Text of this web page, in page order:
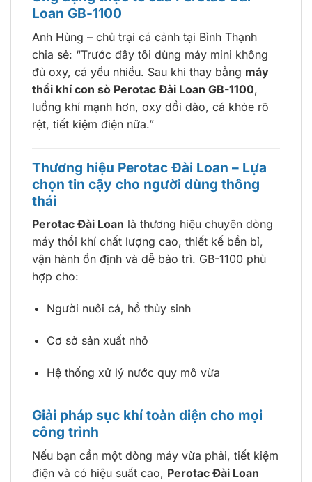
Loan GB-1100
Anh Hùng – chủ trại cá cảnh tại Bình Thạnh
chia sẻ: “Trước đây tôi dùng máy mini không
đủ oxy, cá yếu nhiều. Sau khi thay bằng máy
thổi khí con sò Perotac Đài Loan GB-1100,
luồng khí mạnh hơn, oxy dồi dào, cá khỏe rõ
rệt, tiết kiệm điện nữa.”
Thương hiệu Perotac Đài Loan – Lựa
chọn tin cậy cho người dùng thông
thái
Perotac Đài Loan là thương hiệu chuyên dòng
máy thổi khí chất lượng cao, thiết kế bền bỉ,
vận hành ổn định và dễ bảo trì. GB-1100 phù
hợp cho:
Người nuôi cá, hồ thủy sinh
Cơ sở sản xuất nhỏ
Hệ thống xử lý nước quy mô vừa
Giải pháp sục khí toàn diện cho mọi
công trình
Nếu bạn cần một dòng máy vừa phải, tiết kiệm
điện và có hiệu suất cao, Perotac Đài Loan